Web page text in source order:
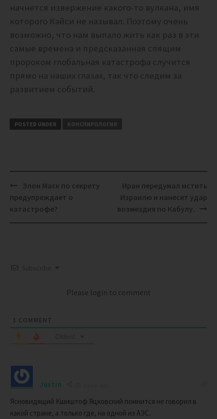
начнется извержение какого-то вулкана, имя
которого Кэйси не называл. Поэтому очень
возможно, что нам выпало жить как раз в эти
самые времена и предсказанная спящим
пророком глобальная катастрофа случится
прямо на наших глазах, так что следим за
развитием событий.
POSTED UNDER КОНСПИРОЛОГИЯ
Post
navigation
Элон Маск по секрету
предупреждает о
катастрофе?
Иран передумал мстить
Израилю и нанесет удар
возмездия по Кабулу.
Please login to comment
Justin
Ясновидящий Кшиштоф Яцковский помнится не говорил в
какой стране, а только где, на одной из АЭС.